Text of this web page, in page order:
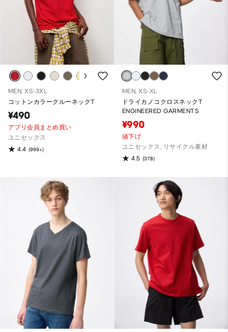
MEN, XS-3XL
コットンカラークルーネックT
¥490
アプリ会員まとめ買い
ユニセックス
4.4 (999+)
MEN, XS-XL
ドライカノコクロスネックT
ENGINEERED GARMENTS
¥990
値下げ
ユニセックス, リサイクル素材
4.5 (378)